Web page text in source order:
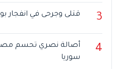
3 قتلى وجرحى في
4
أصالة نصري تحسم
سوريا